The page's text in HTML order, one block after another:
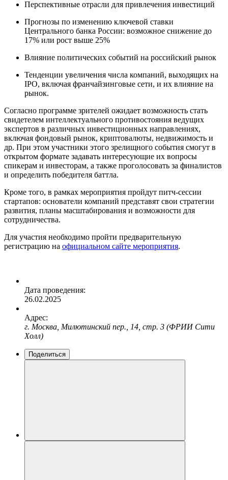
Перспективные отрасли для привлечения инвестиций
Прогнозы по изменению ключевой ставки
Центрального банка России: возможное снижение до
17% или рост выше 25%
Влияние политических событий на российский рынок
Тенденции увеличения числа компаний, выходящих на
IPO, включая франчайзинговые сети, и их влияние на
рынок.
Согласно программе зрителей ожидает возможность стать
свидетелем интеллектуального противостояния ведущих
экспертов в различных инвестиционных направлениях,
включая фондовый рынок, криптовалюты, недвижимость и
др. При этом участники этого зрелищного события смогут в
открытом формате задавать интересующие их вопросы
спикерам и инвесторам, а также проголосовать за финалистов
и определить победителя баттла.
Кроме того, в рамках мероприятия пройдут питч-сессии
стартапов: основатели компаний представят свои стратегии
развития, планы масштабирования и возможности для
сотрудничества.
Для участия необходимо пройти предварительную
регистрацию на официальном сайте мероприятия.
Дата проведения:
26.02.2025
Адрес:
г. Москва, Милютинский пер., 14, стр. 3 (ФРИИ Сити
Холл)
Поделиться